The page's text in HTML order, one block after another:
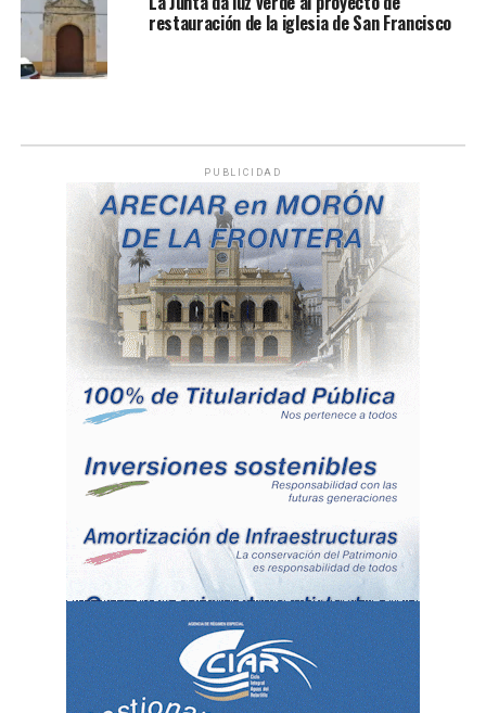
restauración de la iglesia de San Francisco
PUBLICIDAD